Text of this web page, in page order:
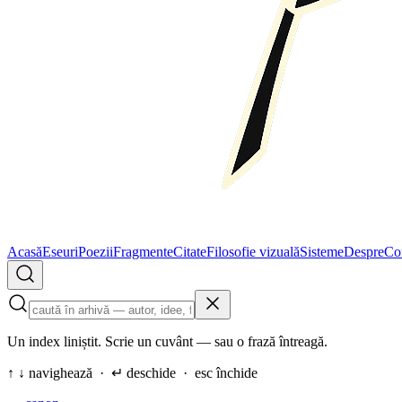
AcasăEseuriPoeziiFragmenteCitateFilosofie vizualăSistemeDespre
Un index liniștit. Scrie un cuvânt — sau o frază întreagă.
↑ ↓ navighează · ↵ deschide · esc închide